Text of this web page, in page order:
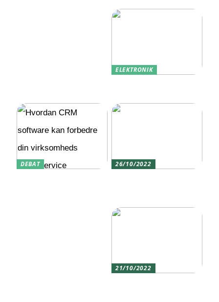
ELEKTRONIK
DEBAT
26/10/2022
21/10/2022